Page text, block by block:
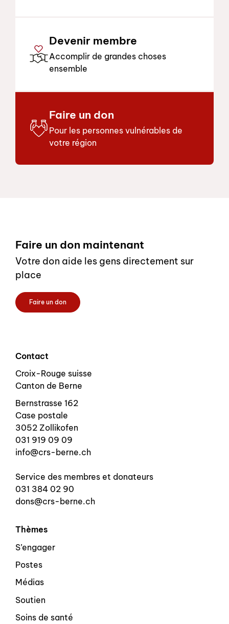
Devenir membre
Accomplir de grandes choses
ensemble
Faire un don
Pour les personnes vulnérables de
votre région
Faire un don maintenant
Votre don aide les gens directement sur
place
Faire un don
Contact
Croix-Rouge suisse
Canton de Berne
Bernstrasse 162
Case postale
3052 Zollikofen
031 919 09 09
info@crs-berne.ch
Service des membres et donateurs
031 384 02 90
dons@crs-berne.ch
Thèmes
S’engager
Postes
Médias
Soutien
Soins de santé